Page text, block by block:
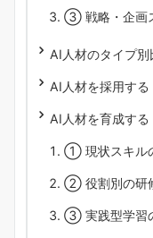
③ 戦略・企画
AI人材のタイプ
AI人材を採用す
AI人材を育成す
① 現状スキル
② 役割別の研
③ 実践型学習